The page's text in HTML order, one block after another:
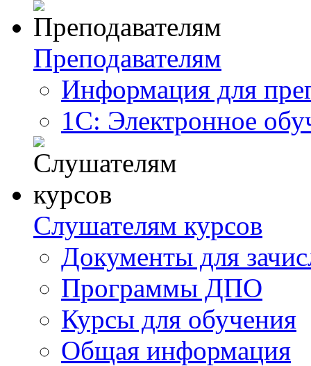
Преподавателям
Информация для
1С: Электронное
Слушателям курсов
Документы для
Программы ДПО
Курсы для обучения
Общая информация